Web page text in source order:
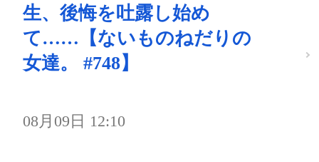
生、後悔を吐露し始め
て……【ないものねだりの
女達。 #748】
08月09日 12:10